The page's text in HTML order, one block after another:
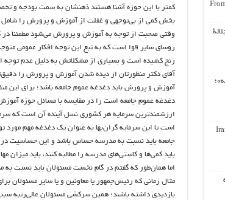
کمتر با این حوزه آشنا هستند ذهنشان به سمت بودجه و
بخش کمی از بی‌توجهی و غفلت از آموزش و پرورش را
وقتی صحبت از توجه به آموزش و پرورش می‌شود مطمئنا در
روسای سایر قوا است که به تبع این توجه افکار عمومی
رنج کشیده است و بسیاری از مشکلاتش به دلیل عدم
آقای دکتر منظورتان از دیده شدن آموزش و پرورش را
آموزش و پرورش باید دغدغه عموم جامعه باشد؛ برای این
دغدغه عموم جامعه است را در مقایسه با مسائل حوزه
ارزشمندترین سرمایه هر کشوری نسل آینده آن است که
است تا این سرمایه گران‌بها به عنوان یک دغدغه مهم مورد
جامعه باید نسبت به مدرسه حساس باشد و این حساسیت در
باید کمی‌ها و کاستی‌های مدرسه را مطالبه کنند، باید میزان
اما همان‌طور که گفتم در گام نخست مسئولان باید نسبت
مثال زمانی که رئیس‌جمهور یا معاونین و یا سایر مسئولان
بازدیدی داشته باشند؛ همین سرکشی مسئولان عالی‌رتبه